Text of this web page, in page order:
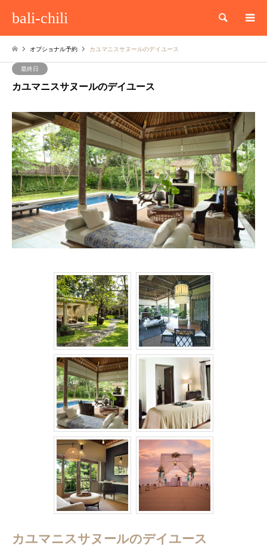
bali-chili 検索
オプショナル予約 カユマニスサヌールのデイユース
最終日
カユマニスサヌールのデイユース
カユマニスサヌールのデイユース